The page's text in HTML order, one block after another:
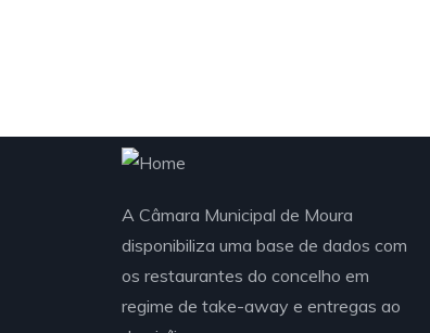
A Câmara Municipal de Moura
disponibiliza uma base de dados com
os restaurantes do concelho em
regime de take-away e entregas ao